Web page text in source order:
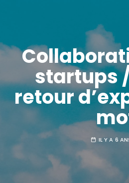
startups
retour
IL Y A 6